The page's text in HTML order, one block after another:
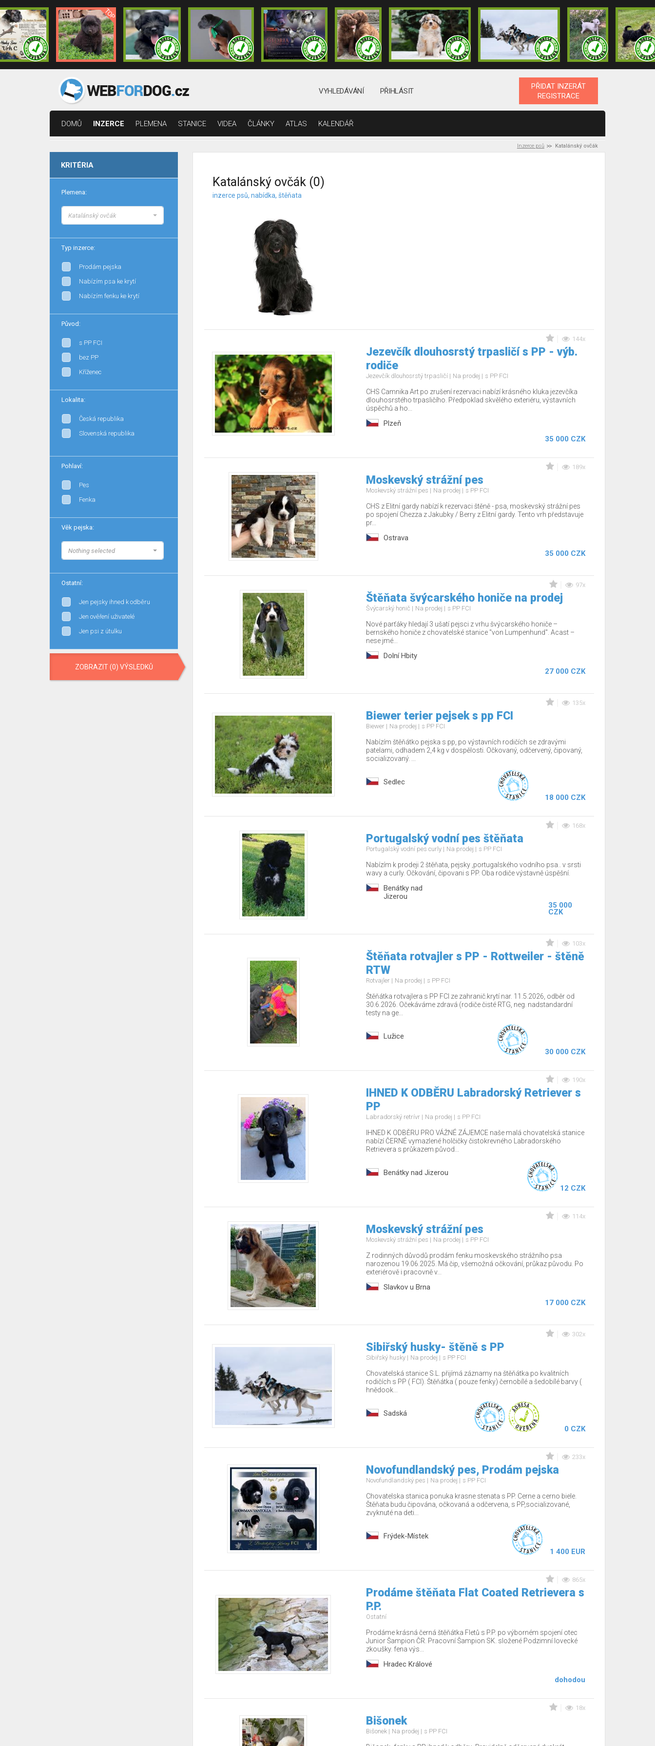
VYHLEDÁVÁNÍ PŘIHLÁSIT
PŘIDAT INZERÁT
REGISTRACE
DOMŮ INZERCE PLEMENA STANICE VIDEA ČLÁNKY ATLAS KALENDÁŘ
Inzerce psů Katalánský ovčák
KRITÉRIA
Plemena:
Katalánský ovčák
Typ inzerce:
Prodám pejska
Nabízím psa ke krytí
Nabízím fenku ke krytí
Původ:
s PP FCI
bez PP
Kříženec
Lokalita:
Česká republika
Slovenská republika
Pohlaví:
Pes
Fenka
Věk pejska:
Nothing selected
Ostatní:
Jen pejsky ihned k odběru
Jen ověření uživatelé
Jen psi z útulku
ZOBRAZIT (0) VÝSLEDKŮ
Katalánský ovčák (0)
inzerce psů, nabídka, štěňata
144x
Jezevčík dlouhosrstý trpasličí s PP - výb.
rodiče
Jezevčík dlouhosrstý trpasličí Na prodej s PP FCI
CHS Camnika Art po zrušení rezervaci nabízí krásného kluka jezevčíka
dlouhosrstého trpasličího. Předpoklad skvělého exteriéru, výstavních
úspěchů a ho...
Plzeň
35 000 CZK
189x
Moskevský strážní pes
Moskevský strážní pes Na prodej s PP FCI
CHS z Elitní gardy nabízí k rezervaci štěně - psa, moskevský strážní pes
po spojení Chezza z Jakubky / Berry z Elitní gardy. Tento vrh představuje
pr...
Ostrava
35 000 CZK
97x
Štěňata švýcarského honiče na prodej
Švýcarský honič Na prodej s PP FCI
Nové parťáky hledají 3 ušatí pejsci z vrhu švýcarského honiče –
bernského honiče z chovatelské stanice "von Lumpenhund". Acast –
nese jmé...
Dolní Hbity
27 000 CZK
135x
Biewer terier pejsek s pp FCI
Biewer Na prodej s PP FCI
Nabízím štěňátko pejska s pp, po výstavních rodičích se zdravými
patelami, odhadem 2,4 kg v dospělosti. Očkovaný, odčervený, čipovaný,
socializovaný. ...
Sedlec
18 000 CZK
168x
Portugalský vodní pes štěňata
Portugalský vodní pes curly Na prodej s PP FCI
Nabízím k prodeji 2 štěňata, pejsky ,portugalského vodního psa.. v srsti
wavy a curly. Očkování, čipovani s PP. Oba rodiče výstavně úspěšní.
Benátky nad
Jizerou
35 000
CZK
103x
Štěňata rotvajler s PP - Rottweiler - štěně
RTW
Rotvajler Na prodej s PP FCI
Štěňátka rotvajlera s PP FCI ze zahranič.krytí nar. 11.5.2026, odběr od
30.6.2026. Očekáváme zdravá (rodiče čisté RTG, neg. nadstandardní
testy na ge...
Lužice
30 000 CZK
190x
IHNED K ODBĚRU Labradorský Retriever s
PP
Labradorský retrívr Na prodej s PP FCI
IHNED K ODBĚRU PRO VÁŽNÉ ZÁJEMCE naše malá chovatelská stanice
nabízí ČERNÉ vymazlené holčičky čistokrevného Labradorského
Retrievera s průkazem původ...
Benátky nad Jizerou
12 CZK
114x
Moskevský strážní pes
Moskevský strážní pes Na prodej s PP FCI
Z rodinných důvodů prodám fenku moskevského strážního psa
narozenou 19.06.2025. Má čip, všemožná očkování, průkaz původu. Po
exteriérově i pracovně v...
Slavkov u Brna
17 000 CZK
302x
Sibiřský husky- štěně s PP
Sibiřský husky Na prodej s PP FCI
Chovatelská stanice S.L. přijímá záznamy na štěňátka po kvalitních
rodičích s PP ( FCI). Štěňátka ( pouze fenky) černobílé a šedobílé barvy (
hnědook...
Sadská
0 CZK
233x
Novofundlandský pes, Prodám pejska
Novofundlandský pes Na prodej s PP FCI
Chovatelska stanica ponuka krasne stenata s PP. Cerne a cerno biele.
Štěňata budu čipována, očkovaná a odčervena, s PP,socializované,
zvyknuté na deti...
Frýdek-Místek
1 400 EUR
865x
Prodáme štěňata Flat Coated Retrievera s
P.P.
Ostatní
Prodáme krásná černá štěňátka Fletů s P.P. po výborném spojení otec
Junior Šampion ČR. Pracovní Šampion SK. složené Podzimní lovecké
zkoušky. fena výs...
Hradec Králové
dohodou
18x
Bišonek
Bišonek Na prodej s PP FCI